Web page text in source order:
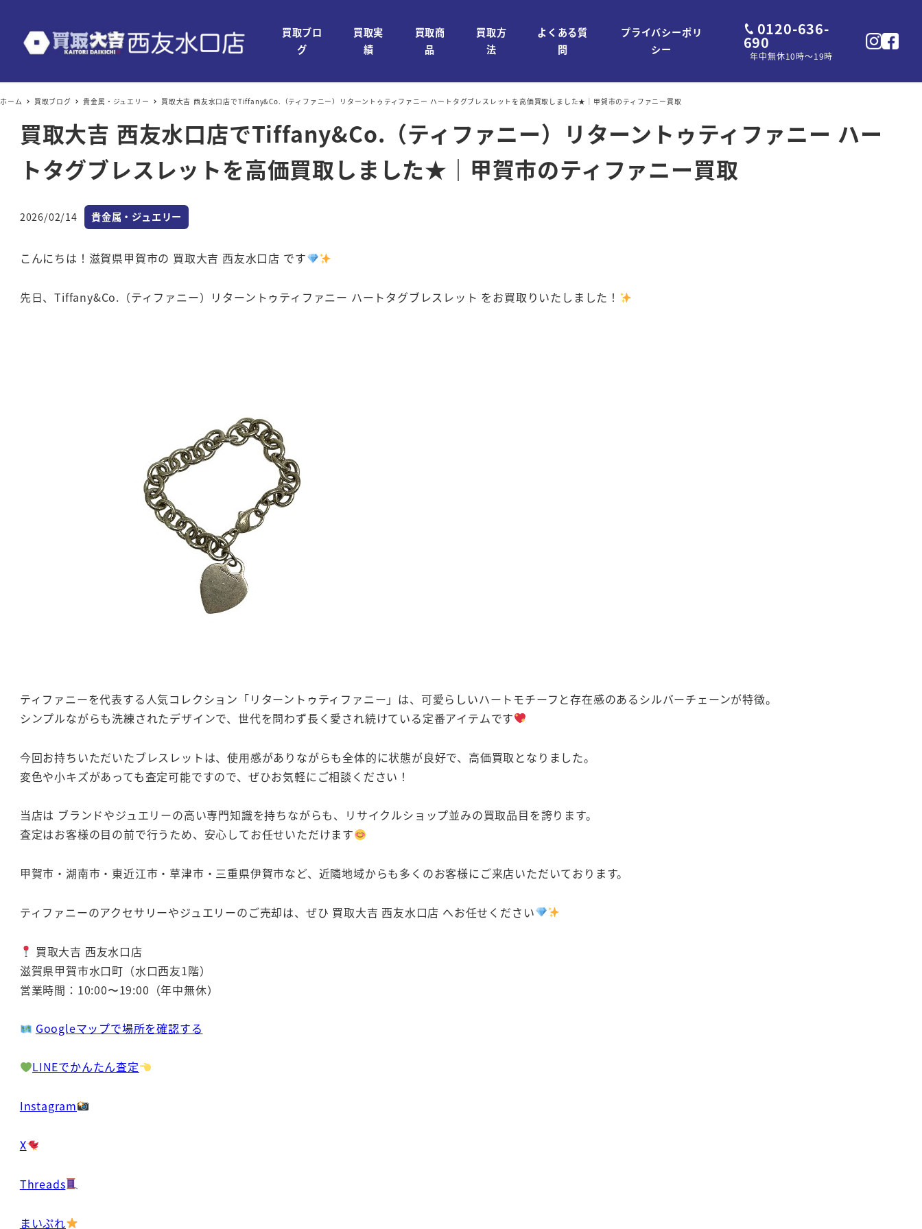
買取ブロ
グ
買取実
績
買取商
品
買取方
法
よくある質
問
プライバシーポリ
シー
0120-636-
690
年中無休10時～19時
ホーム 買取ブログ 貴金属・ジュエリー 買取大吉 西友水口店でTiffany&Co.（ティファニー）リターントゥティファニー ハートタグブレスレットを高価買取しました★｜甲賀市のティファニー買取
買取大吉 西友水口店でTiffany&Co.（ティファニー）リターントゥティファニー ハー
トタグブレスレットを高価買取しました★｜甲賀市のティファニー買取
投稿日
2026/02/14 カテゴリー
貴金属・ジュエリー
こんにちは！滋賀県甲賀市の 買取大吉 西友水口店 です
先日、Tiffany&Co.（ティファニー）リターントゥティファニー ハートタグブレスレット をお買取りいたしました！
ティファニーを代表する人気コレクション「リターントゥティファニー」は、可愛らしいハートモチーフと存在感のあるシルバーチェーンが特徴。
シンプルながらも洗練されたデザインで、世代を問わず長く愛され続けている定番アイテムです
今回お持ちいただいたブレスレットは、使用感がありながらも全体的に状態が良好で、高価買取となりました。
変色や小キズがあっても査定可能ですので、ぜひお気軽にご相談ください！
当店は ブランドやジュエリーの高い専門知識を持ちながらも、リサイクルショップ並みの買取品目を誇ります。
査定はお客様の目の前で行うため、安心してお任せいただけます
甲賀市・湖南市・東近江市・草津市・三重県伊賀市など、近隣地域からも多くのお客様にご来店いただいております。
ティファニーのアクセサリーやジュエリーのご売却は、ぜひ 買取大吉 西友水口店 へお任せください
買取大吉 西友水口店
滋賀県甲賀市水口町（水口西友1階）
営業時間：10:00〜19:00（年中無休）
Googleマップで場所を確認する
LINEでかんたん査定
Instagram
X
Threads
まいぷれ